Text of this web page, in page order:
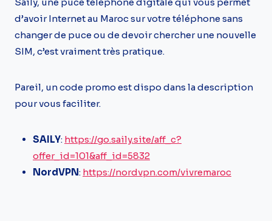
d’avoir Internet au Maroc sur votre téléphone sans
changer de puce ou de devoir chercher une nouvelle
SIM, c’est vraiment très pratique.
Pareil, un code promo est dispo dans la description
pour vous faciliter.
SAILY: https://go.saily.site/aff_c?
offer_id=101&aff_id=5832
NordVPN: https://nordvpn.com/vivremaroc